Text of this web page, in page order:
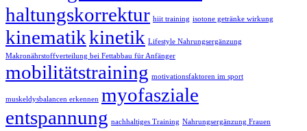
haltungskorrektur hiit training isotone getränke wirkung
kinematikkinetik Lifestyle Nahrungsergänzung
Makronährstoffverteilung bei Fettabbau für Anfänger
mobilitätstraining motivationsfaktoren im sport
muskeldysbalancen erkennen myofasziale
entspannung nachhaltiges Training Nahrungsergänzung Frauen